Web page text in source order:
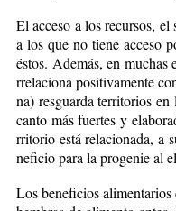
El ac­ce­so a los re­cur­sos,
a los que no tie­ne ac­ce­so
és­tos. Ade­más, en
rre­la­cio­na po­si­ti­va­men­te
na) res­guar­da te­rri­to­rios en
can­to más fuer­tes y
rri­to­rio es­tá re­la­cio­na­da, a
ne­fi­cio pa­ra la pro­ge­nie al
Los be­ne­fi­cios ali­men­ta­rios